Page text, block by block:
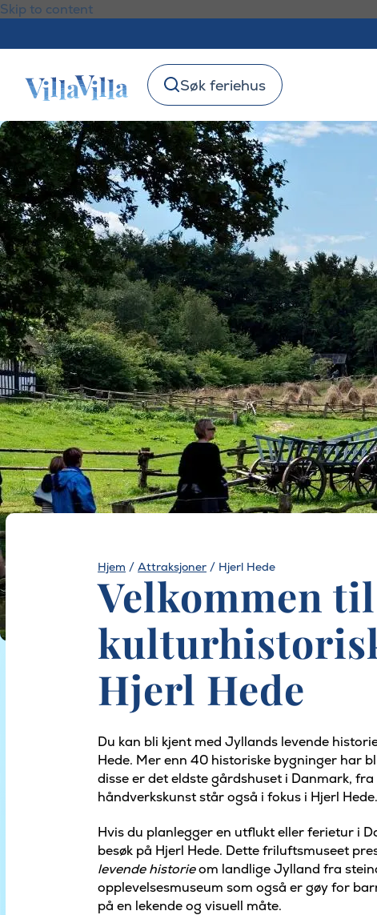
Skip to content
Søk feriehus
Hjem / Attraksjoner / Hjerl Hede
Velkommen
Hjerl Hede
Du kan bli kjent med Jyllands levende
Hede. Mer enn 40 historiske bygninger har
disse er det eldste gårdshuset i Danmark,
håndverkskunst står også i fokus i Hjerl Hede.
Hvis du planlegger en utflukt eller ferietur i
besøk på Hjerl Hede. Dette friluftsmuseet
levende historieom landlige Jylland fra
opplevelsesmuseum som også er gøy for
på en lekende og visuell måte.